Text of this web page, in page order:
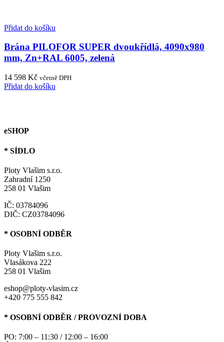
Přidat do košíku
Brána PILOFOR SUPER dvoukřídlá, 4090x980
mm, Zn+RAL 6005, zelená
14 598 Kč včetně DPH
Přidat do košíku
eSHOP
* SÍDLO
Ploty Vlašim s.r.o.
Zahradní 1250
258 01 Vlašim
IČ: 03784096
DIČ: CZ03784096
* OSOBNÍ ODBĚR
Ploty Vlašim s.r.o.
Vlasákova 222
258 01 Vlašim
eshop@ploty-vlasim.cz
+420 775 555 842
* OSOBNÍ ODBĚR / PROVOZNÍ DOBA
PO: 7:00 – 11:30 / 12:00 – 16:00